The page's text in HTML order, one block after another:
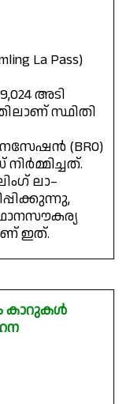
La Pass)
അടി
സ്ഥിതി
(BRO)
ലാ–
ഇത്.
കാറുകൾ